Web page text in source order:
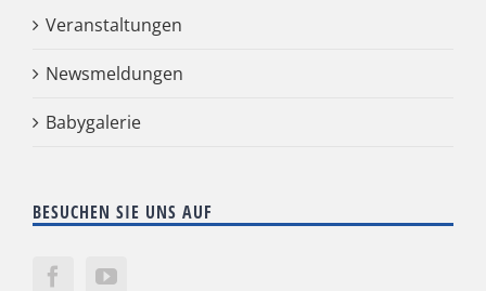
Veranstaltungen
Newsmeldungen
Babygalerie
BESUCHEN SIE UNS AUF